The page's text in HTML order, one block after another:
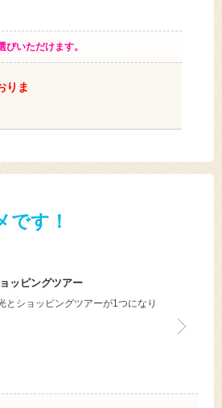
びいただけます。
りま
す！
ッピングツアー
とショッピングツアーが1つになり